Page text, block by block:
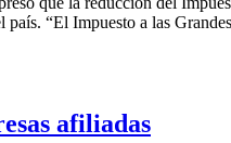
“El Impuesto a las
afiliadas